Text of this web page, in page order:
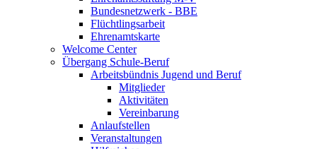
Bundesnetzwerk - BBE
Flüchtlingsarbeit
Ehrenamtskarte
Welcome Center
Übergang Schule-Beruf
Arbeitsbündnis Jugend und Beruf
Mitglieder
Aktivitäten
Vereinbarung
Anlaufstellen
Veranstaltungen